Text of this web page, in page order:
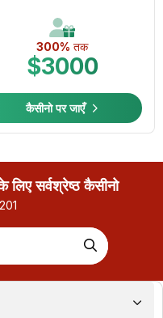
300% तक
$3000
कैसीनो पर जाएँ
सर्वश्रेष्ठ कैसीनो
201